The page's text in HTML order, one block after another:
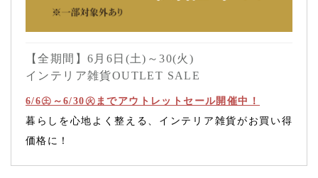
【全期間】6月6日(土)～30(火)
インテリア雑貨OUTLET SALE
6/6㊏～6/30㊋までアウトレットセール開催中！
暮らしを心地よく整える、インテリア雑貨がお買い得
価格に！